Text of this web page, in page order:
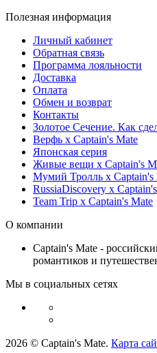
Полезная информация
Личный кабинет
Обратная связь
Программа лояльности
Доставка
Оплата
Обмен и возврат
Контакты
Золотое Сечение. Как
Верфь х Captain's Mate
Японская серия
Живые вещи х Captain's
Мумий Тролль х Сaptain's
RussiaDiscovery x
Team Trip x Captain's Mate
О компании
Captain's Mate -
романтиков и
Мы в социальных сетях
2026 © Captain's Mate. Карта